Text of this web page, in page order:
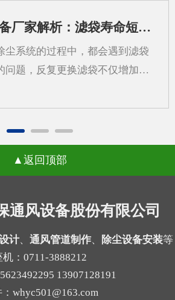
间条件和工艺流程差异较大，
置受限，改动成本增加外壳定型
修空间和设备进出方向往往被锁
护口不好留，现场就可能需要重
如干性粉尘、粘性粉尘、细颗粒
武汉除尘设备厂家解析：滤袋寿命短，问题可能不在滤袋，而在气流分布
尘系统的过程中，都会遇到滤袋
问题，反复更换滤袋不仅增加了
还会打乱正常的生产节奏，武汉
期跟进现场调试的过程中发现，
却始终没能改善状况。一、气流
部高速冲刷当除尘设备内部气流
超设计标准，高速流动的气流会
，原本能支撑数年使用的滤袋，
擦下，磨损速度会大幅加快，很
的情况。很多现场案例里，靠近
磨损速度是其他区域的两三倍，
的。二、局部高负荷带来的积灰
返回顶部
通风设备股份有限公司
计、 通风管道制作、 除尘设备安装等
机：0711-3888212
13907128191
whyc501@163.com